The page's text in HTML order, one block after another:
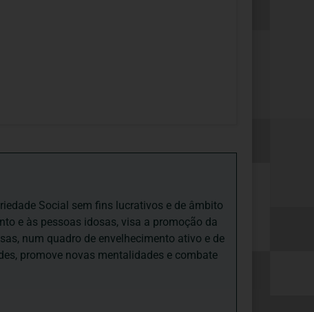
Social sem fins lucrativos e de âmbito
e às pessoas idosas, visa a promoção da
num quadro de envelhecimento ativo e de
promove novas mentalidades e combate